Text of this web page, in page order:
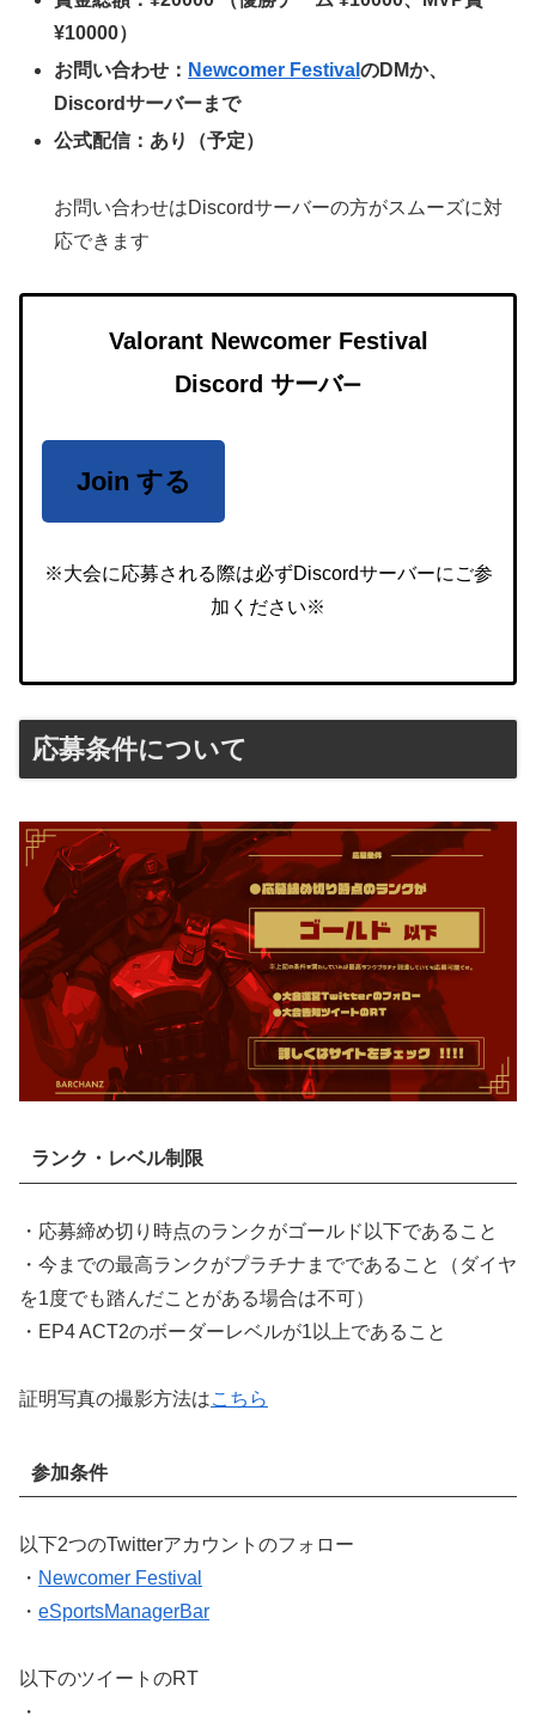
¥10000）
お問い合わせ： Newcomer FestivalのDMか、
Discordサーバーまで
公式配信：あり（予定）
お問い合わせはDiscordサーバーの方がスムーズに対
応できます
Valorant Newcomer Festival
Discord サーバー
Join する
※大会に応募される際は必ずDiscordサーバーにご参
加ください※
応募条件について
ランク・レベル制限
・応募締め切り時点のランクがゴールド以下であること
・今までの最高ランクがプラチナまでであること（ダイヤ
を1度でも踏んだことがある場合は不可）
・EP4 ACT2のボーダーレベルが1以上であること
証明写真の撮影方法はこちら
参加条件
以下2つのTwitterアカウントのフォロー
・ Newcomer Festival
・ eSportsManagerBar
以下のツイートのRT
・